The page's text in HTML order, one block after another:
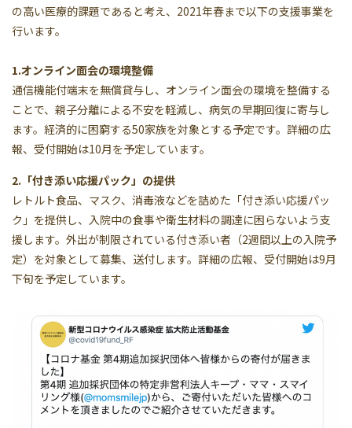
の高い医療的課題であると考え、2021年春まで以下の支援事業を
行います。
1.オンライン面会の環境整備
通信機能付端末を無償貸与し、オンライン面会の環境を整備する
ことで、親子分離による不安を軽減し、病気の早期回復に寄与し
ます。経済的に困窮する50家族を対象とする予定です。詳細の広
報、受付開始は10月を予定しています。
2.「付き添い応援パック」の提供
レトルト食品、マスク、消毒液などを詰めた「付き添い応援パッ
ク」を提供し、入院中の食事や衛生材料の調達に困らないよう支
援します。外出が制限されている付き添い者（2週間以上の入院予
定）を対象として募集、送付します。詳細の広報、受付開始は9月
下旬を予定しています。